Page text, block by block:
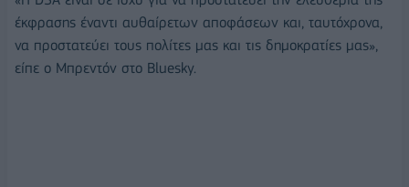
έκφρασης έναντι αυθαίρετων αποφάσεων και, ταυτόχρονα,
να προστατεύει τους πολίτες μας και τις δημοκρατίες μας»,
είπε ο Μπρεντόν στο Bluesky.